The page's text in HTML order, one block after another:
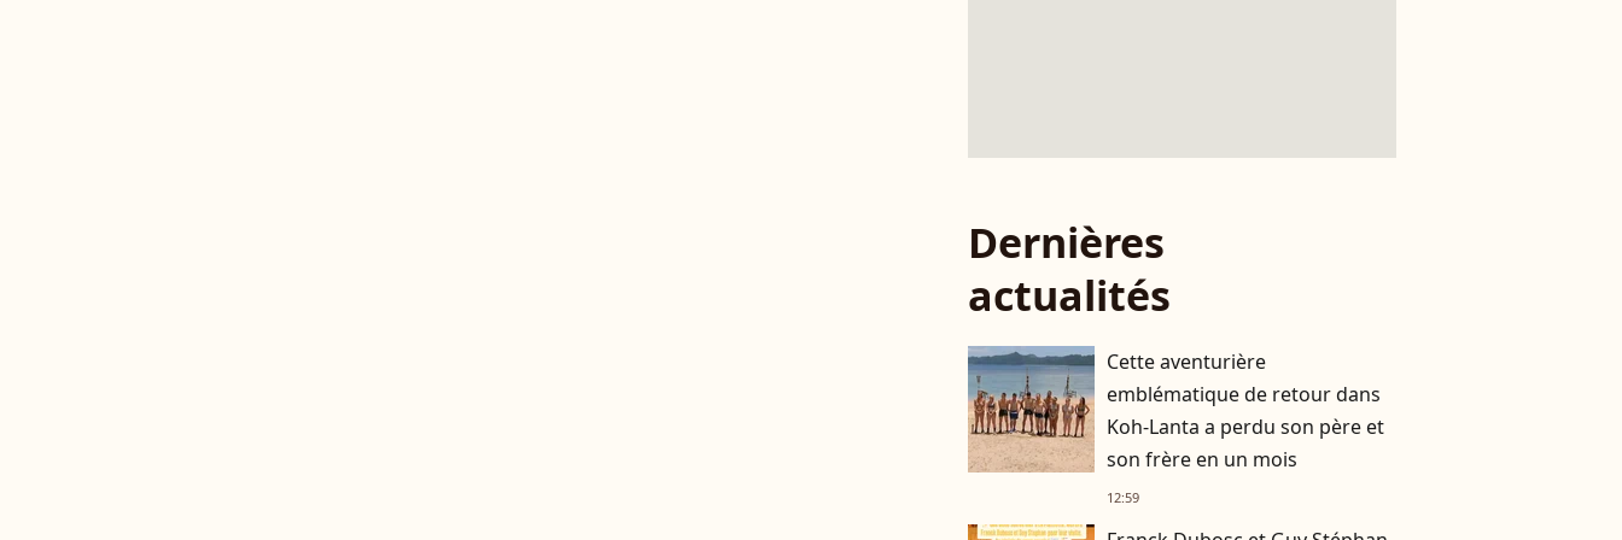
Dernières
actualités
Cette aventurière
emblématique de retour dans
Koh-Lanta a perdu son père et
son frère en un mois
12:59